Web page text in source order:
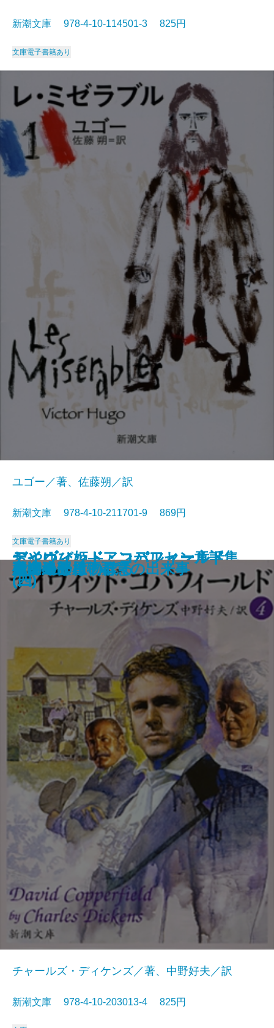
桜の園・三人姉妹
レ・ミゼラブル〔三〕
レ・ミゼラブル〔四〕
俘虜記
白雪姫―グリム童話集I―
海からの贈物
おやゆび姫―アンデルセン童話集
(II)―
レ・ミゼラブル〔二〕
アメリカン・スクール
新潮文庫 978-4-10-114501-3 825円
文庫電子書籍あり
レ・ミゼラブル〔一〕
ユゴー／著、佐藤朔／訳
新潮文庫 978-4-10-211701-9 869円
文庫電子書籍あり
デイヴィッド・コパフィールド
(四)
チャールズ・ディケンズ／著、中野好夫／訳
新潮文庫 978-4-10-203013-4 825円
砂の上の植物群
デイヴィッド・コパフィールド
(三)
風濤
デイヴィッド・コパフィールド
(二)
デイヴィッド・コパフィールド
(一)
エミリーはのぼる
娼婦の部屋・不意の出来事
夏の終り
虚空遍歴〔下〕